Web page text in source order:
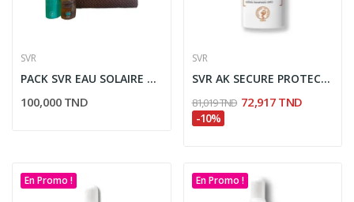
SVR
PACK SVR EAU SOLAIRE SPF50 + APRES SOLEIL +...
100,000 TND
SVR
SVR AK SECURE PROTECT DM SPF50+ 50ML
81,019 TND 72,917 TND
-10%
En Promo ! En Promo !